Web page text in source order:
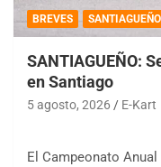
BREVES SANTIAGUEÑO
SANTIAGUEÑO:
en Santiago
5 agosto, 2026 E-Kart
El Campeonato